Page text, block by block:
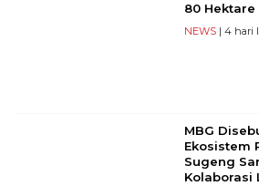
80 Hektare
NEWS| 4 hari
MBG
Ekosistem
Sugeng
Kolaborasi